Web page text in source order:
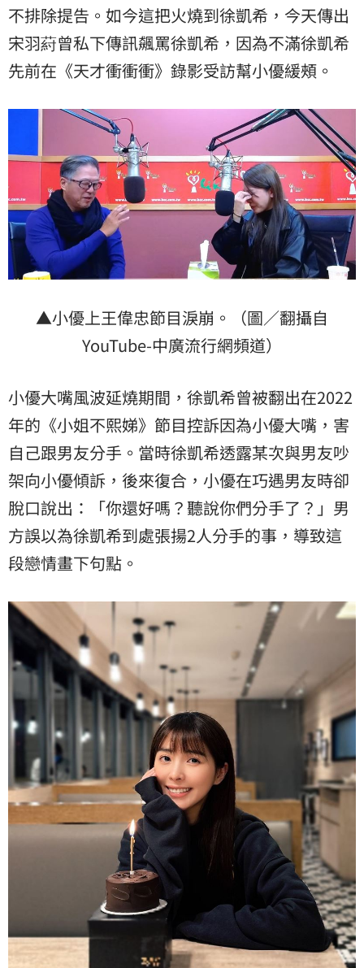
不排除提告。如今這把火燒到徐凱希，今天傳出
宋羽葤曾私下傳訊飆罵徐凱希，因為不滿徐凱希
先前在《天才衝衝衝》錄影受訪幫小優緩頰。
▲小優上王偉忠節目淚崩。（圖／翻攝自
YouTube-中廣流行網頻道）
小優大嘴風波延燒期間，徐凱希曾被翻出在2022
年的《小姐不熙娣》節目控訴因為小優大嘴，害
自己跟男友分手。當時徐凱希透露某次與男友吵
架向小優傾訴，後來復合，小優在巧遇男友時卻
脫口說出：「你還好嗎？聽說你們分手了？」男
方誤以為徐凱希到處張揚2人分手的事，導致這
段戀情畫下句點。